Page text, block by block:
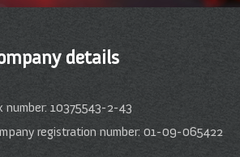
details
number: 10375543-2-43
registration number: 01-09-065422